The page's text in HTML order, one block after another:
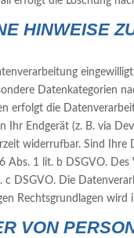
HINWEISE
Datenkategorien
erfolgt die
Ihr Endgerät (z. B. via
widerrufbar. Sind
Abs. 1 lit. b DSGVO.
DSGVO. Die
Rechtsgrundlagen
VON